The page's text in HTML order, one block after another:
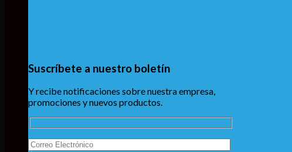
Suscríbete a nuestro boletín
Y recibe notificaciones sobre nuestra empresa,
promociones y nuevos productos.